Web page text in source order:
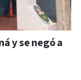
y se negó a